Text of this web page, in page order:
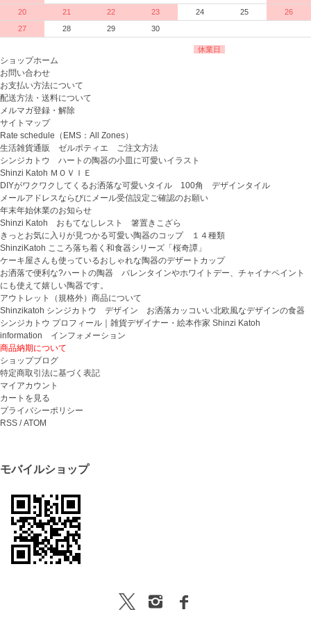
20
21 22 23 24 25
26
27
28 29 30
休業日
ショップホーム
お問い合わせ
お支払い方法について
配送方法・送料について
メルマガ登録・解除
サイトマップ
Rate schedule（EMS：All Zones）
生活雑貨通販 ゼルポティエ ご注文方法
シンジカトウ ハートの陶器の小皿に可愛いイラスト
Shinzi Katoh ＭＯＶＩＥ
DIYがワクワクしてくるお洒落な可愛いタイル 100角 デザインタイル
メールアドレスならびにメール受信設定ご確認のお願い
年末年始休業のお知らせ
Shinzi Katoh おもてなしレスト 箸置きこざら
きっとお気に入りが見つかる可愛い陶器のコップ １４種類
ShinziKatoh こころ落ち着く和食器シリーズ「桜奇譚」
ケーキ屋さんも使っているおしゃれな陶器のデザートカップ
お洒落で便利な?ハートの陶器 バレンタインやホワイトデー、チャイナペイント
にも使えて嬉しい陶器です。
アウトレット（規格外）商品について
Shinzikatoh シンジカトウ デザイン お洒落カッコいい北欧風なデザインの食器
シンジカトウ プロフィール｜雑貨デザイナー・絵本作家 Shinzi Katoh
information インフォメーション
商品納期について
ショップブログ
特定商取引法に基づく表記
マイアカウント
カートを見る
プライバシーポリシー
RSS /ATOM
モバイルショップ